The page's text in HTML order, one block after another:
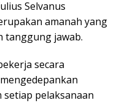
Selvanus
amanah yang
tanggung jawab.
secara
pelaksanaan